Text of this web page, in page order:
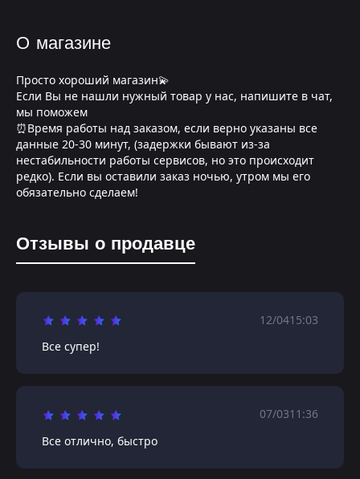
О магазине
Просто хороший магазин💫
Если Вы не нашли нужный товар у нас, напишите в чат,
мы поможем
⏰Время работы над заказом, если верно указаны все
данные 20-30 минут, (задержки бывают из-за
нестабильности работы сервисов, но это происходит
редко). Если вы оставили заказ ночью, утром мы его
обязательно сделаем!
Отзывы о продавце
12/0415:03
Все супер!
07/0311:36
Все отлично, быстро